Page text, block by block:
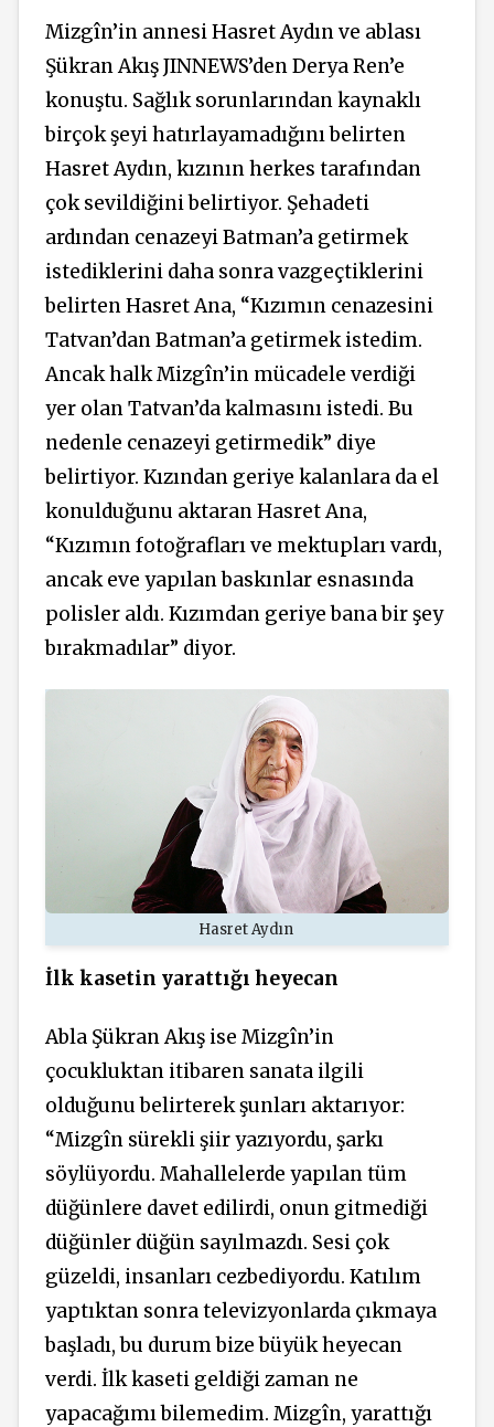
Mizgîn’in annesi Hasret Aydın ve ablası
Şükran Akış JINNEWS’den Derya Ren’e
konuştu. Sağlık sorunlarından kaynaklı
birçok şeyi hatırlayamadığını belirten
Hasret Aydın, kızının herkes tarafından
çok sevildiğini belirtiyor. Şehadeti
ardından cenazeyi Batman’a getirmek
istediklerini daha sonra vazgeçtiklerini
belirten Hasret Ana, “Kızımın cenazesini
Tatvan’dan Batman’a getirmek istedim.
Ancak halk Mizgîn’in mücadele verdiği
yer olan Tatvan’da kalmasını istedi. Bu
nedenle cenazeyi getirmedik” diye
belirtiyor. Kızından geriye kalanlara da el
konulduğunu aktaran Hasret Ana,
“Kızımın fotoğrafları ve mektupları vardı,
ancak eve yapılan baskınlar esnasında
polisler aldı. Kızımdan geriye bana bir şey
bırakmadılar” diyor.
Hasret Aydın
İlk kasetin yarattığı heyecan
Abla Şükran Akış ise Mizgîn’in
çocukluktan itibaren sanata ilgili
olduğunu belirterek şunları aktarıyor:
“Mizgîn sürekli şiir yazıyordu, şarkı
söylüyordu. Mahallelerde yapılan tüm
düğünlere davet edilirdi, onun gitmediği
düğünler düğün sayılmazdı. Sesi çok
güzeldi, insanları cezbediyordu. Katılım
yaptıktan sonra televizyonlarda çıkmaya
başladı, bu durum bize büyük heyecan
verdi. İlk kaseti geldiği zaman ne
yapacağımı bilemedim. Mizgîn, yarattığı